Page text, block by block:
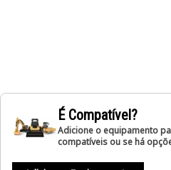
É Compatível?
Adicione o equipamento
compatíveis ou se há